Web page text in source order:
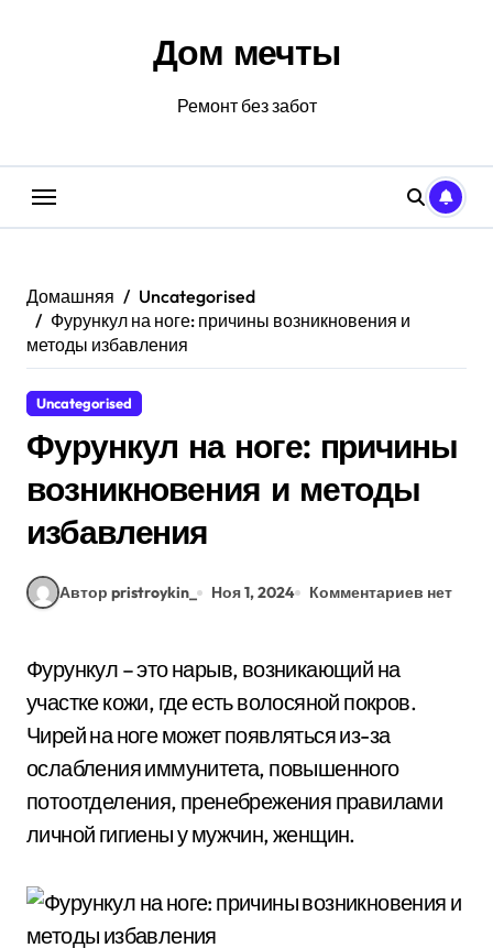
Дом мечты
Ремонт без забот
Домашняя
Uncategorised
Фурункул на ноге: причины возникновения и
методы избавления
Uncategorised
Фурункул на ноге: причины
возникновения и методы
избавления
Автор pristroykin_ Ноя 1, 2024 Комментариев нет
Фурункул – это нарыв, возникающий на
участке кожи, где есть волосяной покров.
Чирей на ноге может появляться из-за
ослабления иммунитета, повышенного
потоотделения, пренебрежения правилами
личной гигиены у мужчин, женщин.